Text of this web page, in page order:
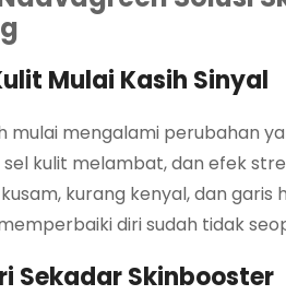
Mulai Kasih Sinyal
mulai mengalami perubahan
kulit melambat, dan efek
kurang kenyal, dan
diri sudah tidak
Sekadar Skinbooster